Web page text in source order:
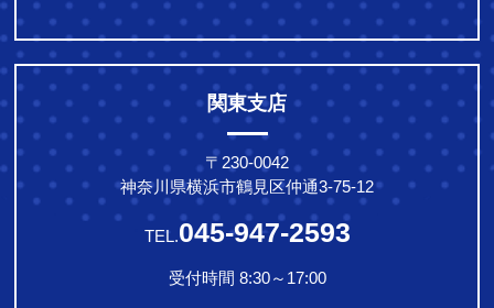
関東支店
〒230-0042
神奈川県横浜市鶴見区仲通3-75-12
TEL.045-947-2593
受付時間 8:30～17:00